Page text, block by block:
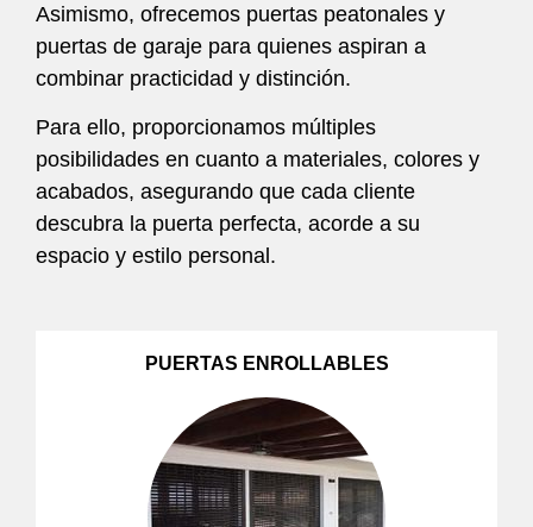
Asimismo, ofrecemos puertas peatonales y
puertas de garaje para quienes aspiran a
combinar practicidad y distinción.
Para ello, proporcionamos múltiples
posibilidades en cuanto a materiales, colores y
acabados, asegurando que cada cliente
descubra la puerta perfecta, acorde a su
espacio y estilo personal.
PUERTAS ENROLLABLES